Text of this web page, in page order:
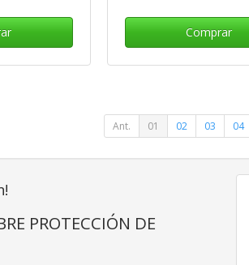
Comprar
Ant. 01 02 03 04
PROTECCIÓN DE